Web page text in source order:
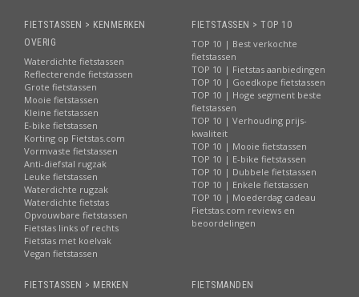
FIETSTASSEN > KENMERKEN
OVERIG
Waterdichte fietstassen
Reflecterende fietstassen
Grote fietstassen
Mooie fietstassen
Kleine fietstassen
E-bike fietstassen
Korting op Fietstas.com
Vormvaste fietstassen
Anti-diefstal rugzak
Leuke fietstassen
Waterdichte rugzak
Waterdichte fietstas
Opvouwbare fietstassen
Fietstas links of rechts
Fietstas met koelvak
Vegan fietstassen
FIETSTASSEN > TOP 10
TOP 10 | Best verkochte
fietstassen
TOP 10 | Fietstas aanbiedingen
TOP 10 | Goedkope fietstassen
TOP 10 | Hoge segment beste
fietstassen
TOP 10 | Verhouding prijs-
kwaliteit
TOP 10 | Mooie fietstassen
TOP 10 | E-bike fietstassen
TOP 10 | Dubbele fietstassen
TOP 10 | Enkele fietstassen
TOP 10 | Moederdag cadeau
Fietstas.com reviews en
beoordelingen
FIETSTASSEN > MERKEN FIETSMANDEN